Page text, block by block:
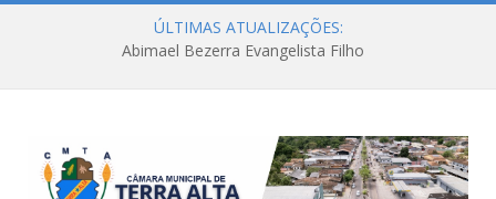
ÚLTIMAS ATUALIZAÇÕES:
Abimael Bezerra Evangelista Filho